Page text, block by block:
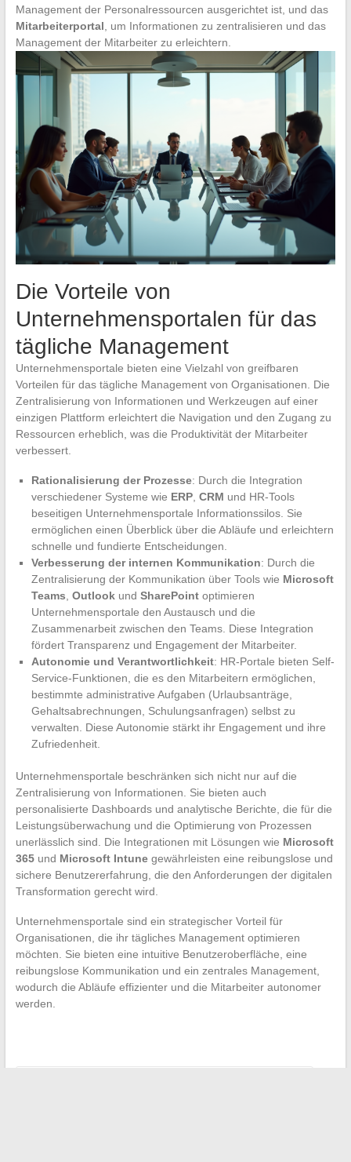
Management der Personalressourcen ausgerichtet ist, und das
Mitarbeiterportal , um Informationen zu zentralisieren und das
Management der Mitarbeiter zu erleichtern.
Die Vorteile von
Unternehmensportalen für das
tägliche Management
Unternehmensportale bieten eine Vielzahl von greifbaren
Vorteilen für das tägliche Management von Organisationen. Die
Zentralisierung von Informationen und Werkzeugen auf einer
einzigen Plattform erleichtert die Navigation und den Zugang zu
Ressourcen erheblich, was die Produktivität der Mitarbeiter
verbessert.
Rationalisierung der Prozesse: Durch die Integration
verschiedener Systeme wie ERP, CRM und HR-Tools
beseitigen Unternehmensportale Informationssilos. Sie
ermöglichen einen Überblick über die Abläufe und erleichtern
schnelle und fundierte Entscheidungen.
Verbesserung der internen Kommunikation: Durch die
Zentralisierung der Kommunikation über Tools wie Microsoft
Teams Outlookund SharePointoptimieren
Unternehmensportale den Austausch und die
Zusammenarbeit zwischen den Teams. Diese Integration
fördert Transparenz und Engagement der Mitarbeiter.
Autonomie und Verantwortlichkeit: HR-Portale bieten Self-
Service-Funktionen, die es den Mitarbeitern ermöglichen,
bestimmte administrative Aufgaben (Urlaubsanträge,
Gehaltsabrechnungen, Schulungsanfragen) selbst zu
verwalten. Diese Autonomie stärkt ihr Engagement und ihre
Zufriedenheit.
Unternehmensportale beschränken sich nicht nur auf die
Zentralisierung von Informationen. Sie bieten auch
personalisierte Dashboards und analytische Berichte, die für die
Leistungsüberwachung und die Optimierung von Prozessen
unerlässlich sind. Die Integrationen mit Lösungen wie Microsoft
365und Microsoft Intunegewährleisten eine reibungslose und
sichere Benutzererfahrung, die den Anforderungen der digitalen
Transformation gerecht wird.
Unternehmensportale sind ein strategischer Vorteil für
Organisationen, die ihr tägliches Management optimieren
möchten. Sie bieten eine intuitive Benutzeroberfläche, eine
reibungslose Kommunikation und ein zentrales Management,
wodurch die Abläufe effizienter und die Mitarbeiter autonomer
werden.